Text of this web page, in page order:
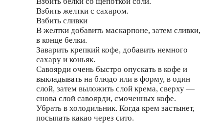
Взбить желтки с сахаром.
Взбить сливки
В желтки добавить маскарпоне, затем сливки,
в конце белки.
Заварить крепкий кофе, добавить немного
сахару и коньяк.
Савоярди очень быстро опускать в кофе и
выкладывать на блюдо или в форму, в один
слой, затем выложить слой крема, сверху —
снова слой савоярди, смоченных кофе.
Убрать в холодильник. Когда крем застынет,
посыпать какао через сито.